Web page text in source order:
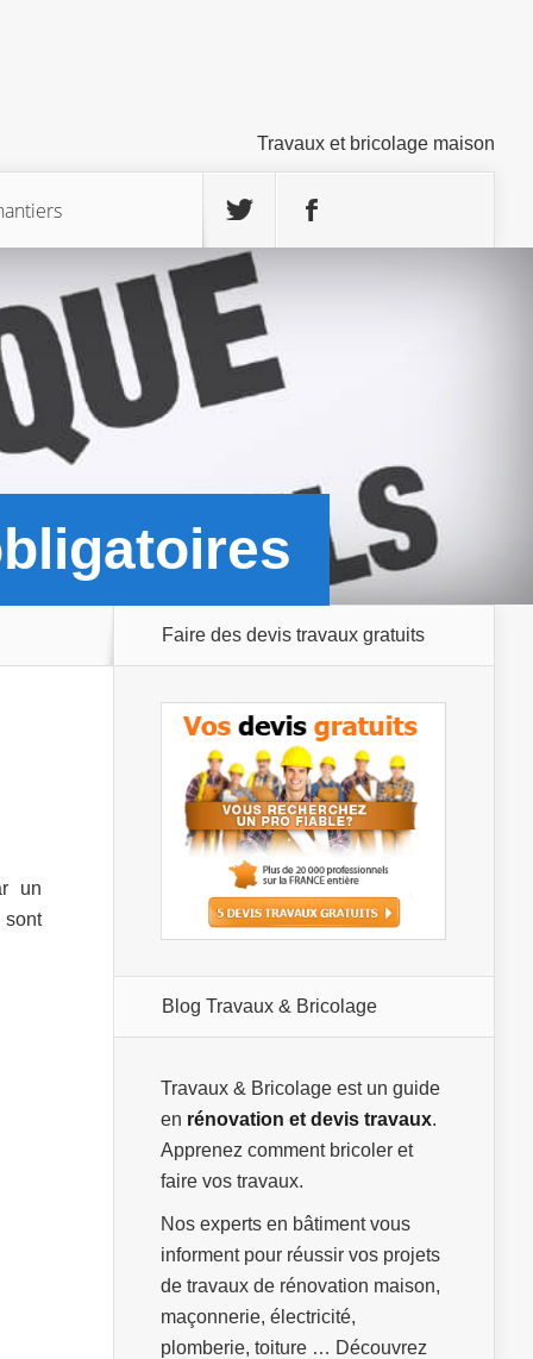
Travaux et bricolage maison
un
sont
Faire des devis travaux gratuits
Blog Travaux & Bricolage
Travaux & Bricolage est un guide
en rénovation et devis travaux.
Apprenez comment bricoler et
faire vos travaux.
Nos experts en bâtiment vous
informent pour réussir vos projets
de travaux de rénovation maison,
maçonnerie, électricité,
plomberie, toiture … Découvrez